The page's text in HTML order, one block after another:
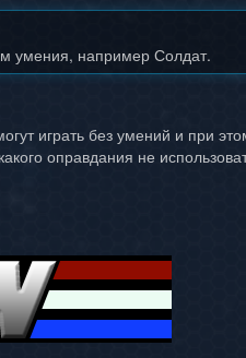
умения, например Солдат.
играть без умений и при
оправдания не